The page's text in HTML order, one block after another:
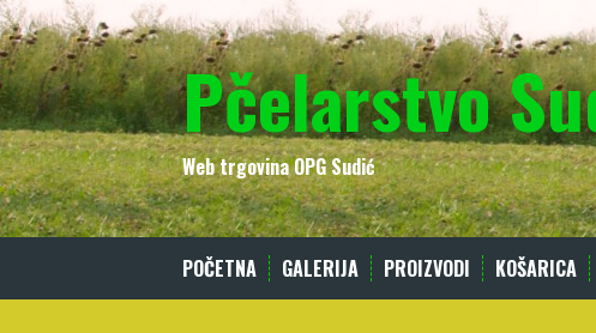
Skip
to
content
Pčelarstvo
Web trgovina OPG Sudić
POČETNA GALERIJA PROIZVODI KOŠARICA